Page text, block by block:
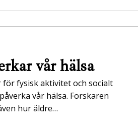
vår hälsa
fysisk aktivitet och socialt
vår hälsa. Forskaren
hur äldre…